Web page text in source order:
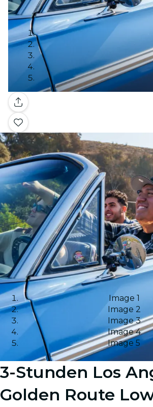
Galerie
Image 1
Image 2
Image 3
Image 4
Image 5
3-Stunden Los
Golden Route